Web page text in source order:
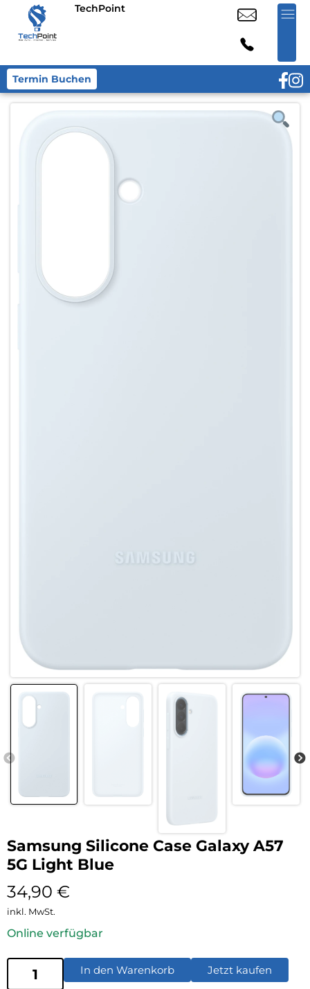
TechPoint
Termin Buchen
Samsung Silicone Case Galaxy A57
5G Light Blue
34,90 €
inkl. MwSt.
Online verfügbar
In den Warenkorb Jetzt kaufen